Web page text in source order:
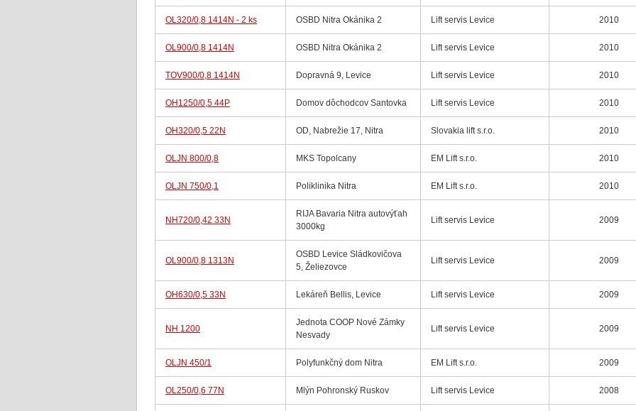
OL320/0,8 1414N - 2 ks OSBD Nitra Okánika 2 Lift servis Levice 2010
OL900/0,8 1414N OSBD Nitra Okánika 2 Lift servis Levice 2010
TOV900/0,8 1414N Dopravná 9, Levice Lift servis Levice 2010
OH1250/0,5 44P Domov dôchodcov Santovka Lift servis Levice 2010
OH320/0,5 22N OD, Nabrežie 17, Nitra Slovakia lift s.r.o. 2010
OLJN 800/0,8 MKS Topolcany EM Lift s.r.o. 2010
OLJN 750/0,1 Poliklinika Nitra EM Lift s.r.o. 2010
NH720/0,42 33N
RIJA Bavaria Nitra autovýťah
3000kg
Lift servis Levice 2009
OL900/0,8 1313N
OSBD Levice Sládkovičova
5, Želiezovce
Lift servis Levice 2009
OH630/0,5 33N Lekáreň Bellis, Levice Lift servis Levice 2009
NH 1200
Jednota COOP Nové Zámky
Nesvady
Lift servis Levice 2009
OLJN 450/1 Polyfunkčný dom Nitra EM Lift s.r.o. 2009
OL250/0,6 77N Mlýn Pohronský Ruskov Lift servis Levice 2008